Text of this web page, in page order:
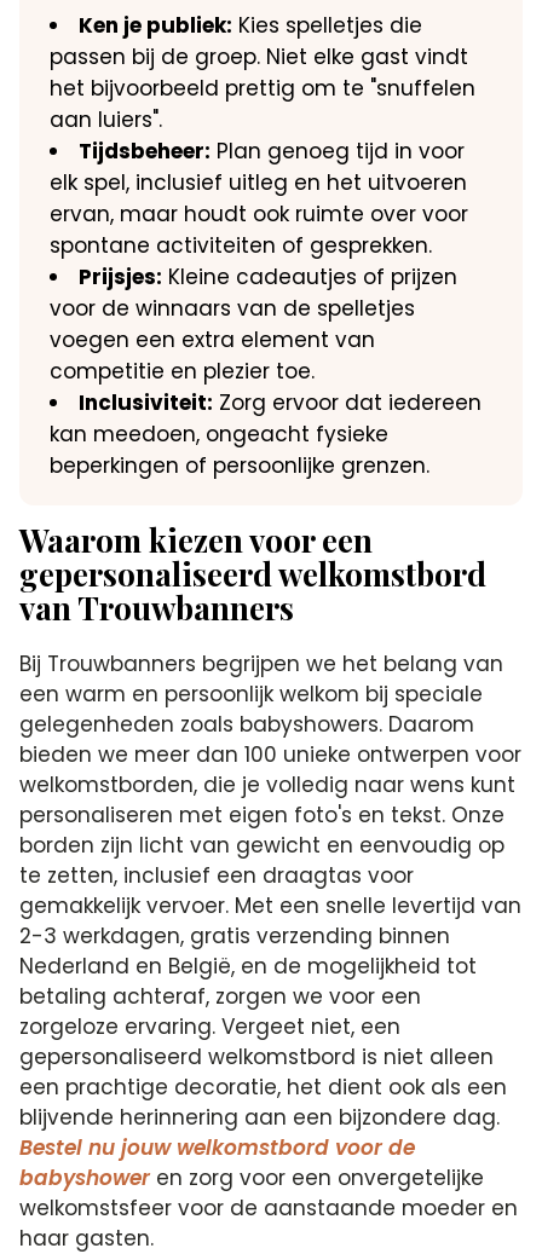
Ken je publiek: Kies spelletjes die
passen bij de groep. Niet elke gast vindt
het bijvoorbeeld prettig om te "snuffelen
aan luiers".
Tijdsbeheer: Plan genoeg tijd in voor
elk spel, inclusief uitleg en het uitvoeren
ervan, maar houdt ook ruimte over voor
spontane activiteiten of gesprekken.
Prijsjes: Kleine cadeautjes of prijzen
voor de winnaars van de spelletjes
voegen een extra element van
competitie en plezier toe.
Inclusiviteit: Zorg ervoor dat iedereen
kan meedoen, ongeacht fysieke
beperkingen of persoonlijke grenzen.
Waarom kiezen voor een
gepersonaliseerd welkomstbord
van Trouwbanners
Bij Trouwbanners begrijpen we het belang van
een warm en persoonlijk welkom bij speciale
gelegenheden zoals babyshowers. Daarom
bieden we meer dan 100 unieke ontwerpen voor
welkomstborden, die je volledig naar wens kunt
personaliseren met eigen foto's en tekst. Onze
borden zijn licht van gewicht en eenvoudig op
te zetten, inclusief een draagtas voor
gemakkelijk vervoer. Met een snelle levertijd van
2-3 werkdagen, gratis verzending binnen
Nederland en België, en de mogelijkheid tot
betaling achteraf, zorgen we voor een
zorgeloze ervaring. Vergeet niet, een
gepersonaliseerd welkomstbord is niet alleen
een prachtige decoratie, het dient ook als een
blijvende herinnering aan een bijzondere dag.
Bestel nu jouw welkomstbord voor de
babyshoweren zorg voor een onvergetelijke
welkomstsfeer voor de aanstaande moeder en
haar gasten.